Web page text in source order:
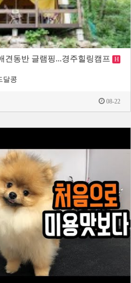
견동반 글램핑...경주힐링캠프 H
달콩
08-22